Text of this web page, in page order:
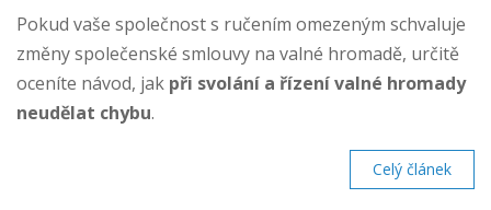
Pokud vaše společnost s ručením omezeným schvaluje
změny společenské smlouvy na valné hromadě, určitě
oceníte návod, jak při svolání a řízení valné hromady
neudělat chybu.
Celý článek